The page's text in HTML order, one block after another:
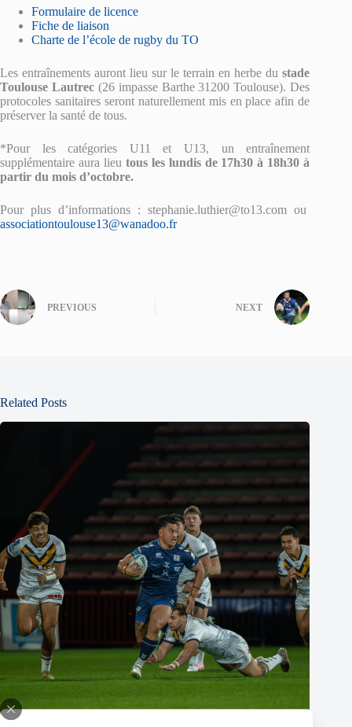
Formulaire de licence
Fiche de liaison
Charte de l’école de rugby du TO
Les entraînements auront lieu sur le terrain en herbe dustade
Toulouse Lautrec(26 impasse Barthe 31200 Toulouse). Des
protocoles sanitaires seront naturellement mis en place afin de
préserver la santé de tous.
*Pour les catégories U11 et U13, un entraînement
supplémentaire aura lieu tous les lundis de 17h30 à 18h30 à
partir du mois d’octobre.
Pour plus d’informations : stephanie.luthier@to13.com ou
associationtoulouse13@wanadoo.fr
PREVIOUS NEXT
Related Posts